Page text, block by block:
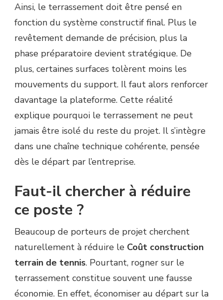
Ainsi, le terrassement doit être pensé en
fonction du système constructif final. Plus le
revêtement demande de précision, plus la
phase préparatoire devient stratégique. De
plus, certaines surfaces tolèrent moins les
mouvements du support. Il faut alors renforcer
davantage la plateforme. Cette réalité
explique pourquoi le terrassement ne peut
jamais être isolé du reste du projet. Il s’intègre
dans une chaîne technique cohérente, pensée
dès le départ par l’entreprise.
Faut-il chercher à réduire
ce poste ?
Beaucoup de porteurs de projet cherchent
naturellement à réduire le Coût construction
terrain de tennis. Pourtant, rogner sur le
terrassement constitue souvent une fausse
économie. En effet, économiser au départ sur la